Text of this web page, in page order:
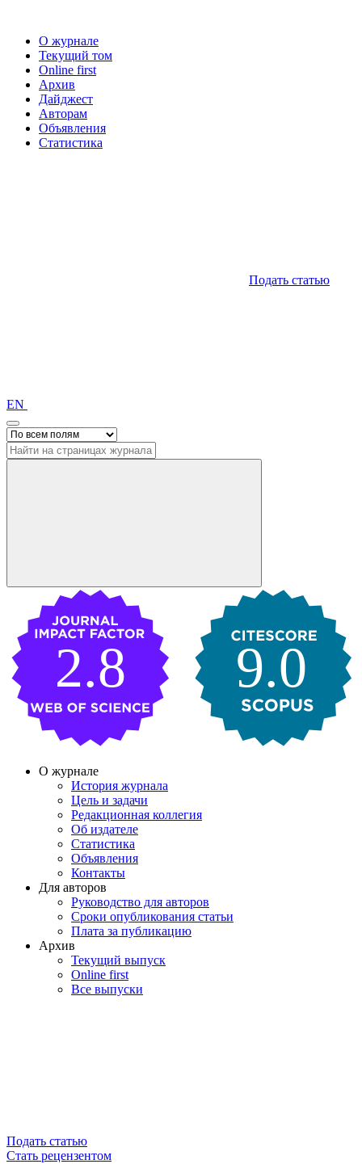
О журнале
Текущий том
Online first
Архив
Дайджест
Авторам
Объявления
Статистика
Подать статью
EN
9.0
2.8
О журнале
История журнала
Цель и задачи
Редакционная коллегия
Об издателе
Статистика
Объявления
Контакты
Для авторов
Руководство для авторов
Сроки опубликования статьи
Плата за публикацию
Архив
Текущий выпуск
Online first
Все выпуски
Подать статью
Стать рецензентом